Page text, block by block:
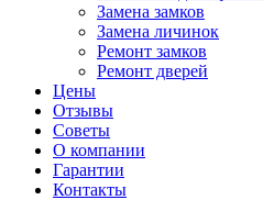
Замена замков
Замена личинок
Ремонт замков
Ремонт дверей
Цены
Отзывы
Советы
О компании
Гарантии
Контакты